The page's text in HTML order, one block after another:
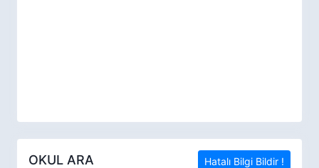
OKUL ARA Hatalı Bilgi Bildir !